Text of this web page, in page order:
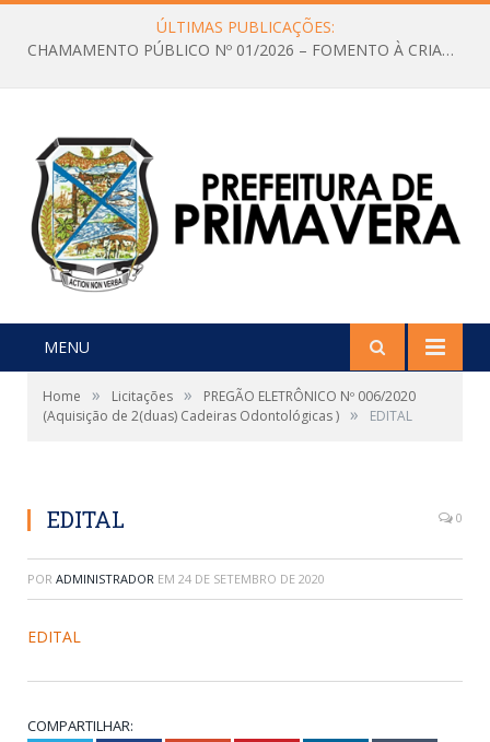
ÚLTIMAS PUBLICAÇÕES:
CHAMAMENTO PÚBLICO Nº 01/2026 – FOMENTO À CRIAÇÃO E A CIRCULAÇÃO DE PRODUÇÕES CULTURAIS – Aldir Blanc
MENU
Home » Licitações »
PREGÃO ELETRÔNICO Nº 006/2020
(Aquisição de 2(duas) Cadeiras Odontológicas ) » EDITAL
EDITAL 0
POR ADMINISTRADOR EM 24 DE SETEMBRO DE 2020
EDITAL
COMPARTILHAR: